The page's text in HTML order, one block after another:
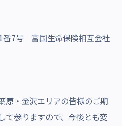
番7号 富国生命保険相互会社
原・金沢エリアの皆様のご期
て参りますので、今後とも変